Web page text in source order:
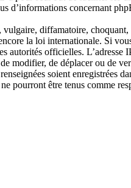
d’informations concernant
diffamatoire,
la loi internationale. Si
autorités officielles.
modifier, de déplacer ou de
soient enregistrées
pourront être tenus comme